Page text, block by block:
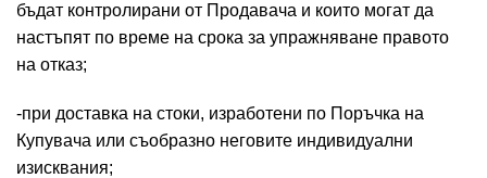
бъдат контролирани от Продавача и които могат да
настъпят по време на срока за упражняване правото
на отказ;
-при доставка на стоки, изработени по Поръчка на
Купувача или съобразно неговите индивидуални
изисквания;